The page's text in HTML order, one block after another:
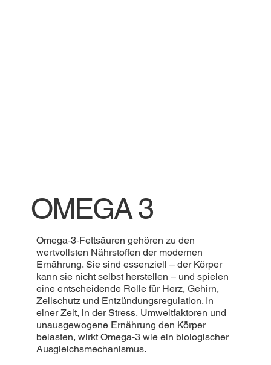
OMEGA 3
Omega‑3‑Fettsäuren gehören zu den
wertvollsten Nährstoffen der modernen
Ernährung. Sie sind essenziell – der Körper
kann sie nicht selbst herstellen – und spielen
eine entscheidende Rolle für Herz, Gehirn,
Zellschutz und Entzündungsregulation. In
einer Zeit, in der Stress, Umweltfaktoren und
unausgewogene Ernährung den Körper
belasten, wirkt Omega‑3 wie ein biologischer
Ausgleichsmechanismus.